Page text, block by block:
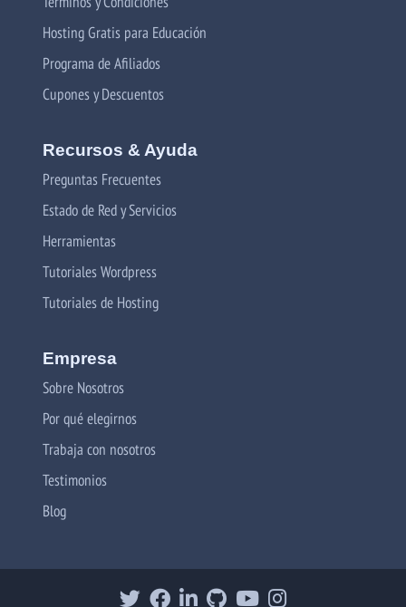
Hosting Gratis para Educación
Programa de Afiliados
Cupones y Descuentos
Recursos & Ayuda
Preguntas Frecuentes
Estado de Red y Servicios
Herramientas
Tutoriales Wordpress
Tutoriales de Hosting
Empresa
Sobre Nosotros
Por qué elegirnos
Trabaja con nosotros
Testimonios
Blog